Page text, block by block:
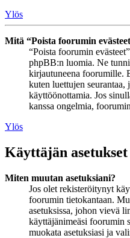
Ylös
Mitä “Poista foorumin
“Poista foorumin
phpBB:n luomia. Ne
kirjautuneena foorumille.
kuten luettujen
käyttöönottamia. Jos
kanssa ongelmia,
Ylös
Käyttäjän asetukset
Miten muutan asetuksiani?
Jos olet rekisteröitynyt
foorumin tietokantaan.
asetuksissa, johon vievä
käyttäjänimeäsi foorumin
muokata asetuksiasi ja